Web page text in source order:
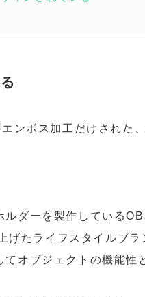
ンボス加工だけされた
ルダーを製作している
げたライフスタイルブ
てオブジェクトの機能性